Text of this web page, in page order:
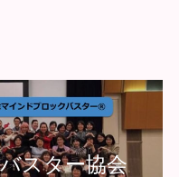
スター協会